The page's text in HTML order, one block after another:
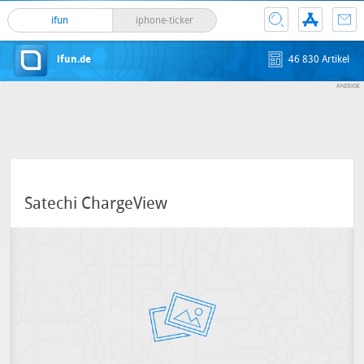
ifun iphone-ticker
ifun.de 46 830 Artikel
Satechi ChargeView